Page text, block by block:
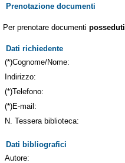
Prenotazione documenti
Per prenotare documenti posseduti
Dati richiedente
(*)Cognome/Nome:
Indirizzo:
(*)Telefono:
(*)E-mail:
N. Tessera biblioteca:
Dati bibliografici
Autore: